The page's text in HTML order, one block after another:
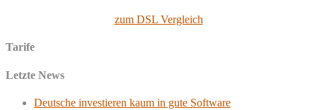
zum DSL Vergleich
Tarife
Letzte News
Deutsche investieren kaum in gute Software